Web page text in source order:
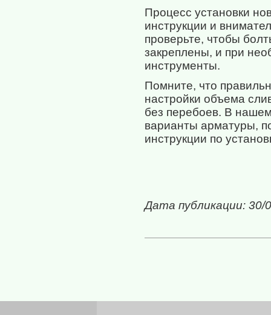
Процесс установки
инструкции и
проверьте, чтобы
закреплены, и при
инструменты.
Помните, что
настройки объема
без перебоев. В
варианты арматуры,
инструкции по
Дата публикации: 30/